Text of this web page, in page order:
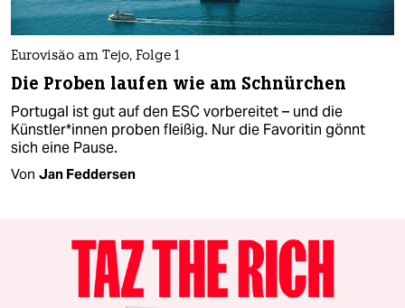
Eurovisão am Tejo, Folge 1
Die Proben laufen wie am Schnürchen
Portugal ist gut auf den ESC vorbereitet – und die
Künstler*innen proben fleißig. Nur die Favoritin gönnt
sich eine Pause.
Von Jan Feddersen